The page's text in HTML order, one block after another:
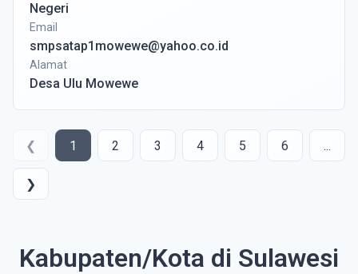
Negeri
Email
smpsatap1mowewe@yahoo.co.id
Alamat
Desa Ulu Mowewe
❮ 1 2 3 4 5 6 ...
❯
Kabupaten/Kota di Sulawesi